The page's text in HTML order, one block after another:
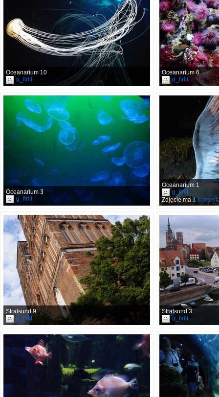
Oceanarium 10
g_firlit
Oceanarium 6
g_firlit
Oceanarium 3
g_firlit
Oceanarium 1
g_firlit
Zdjęcie ma1
Stralsund 9
g_firlit
Stralsund 3
g_firlit